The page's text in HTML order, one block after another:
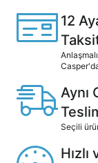
12
Aynı
Seçili